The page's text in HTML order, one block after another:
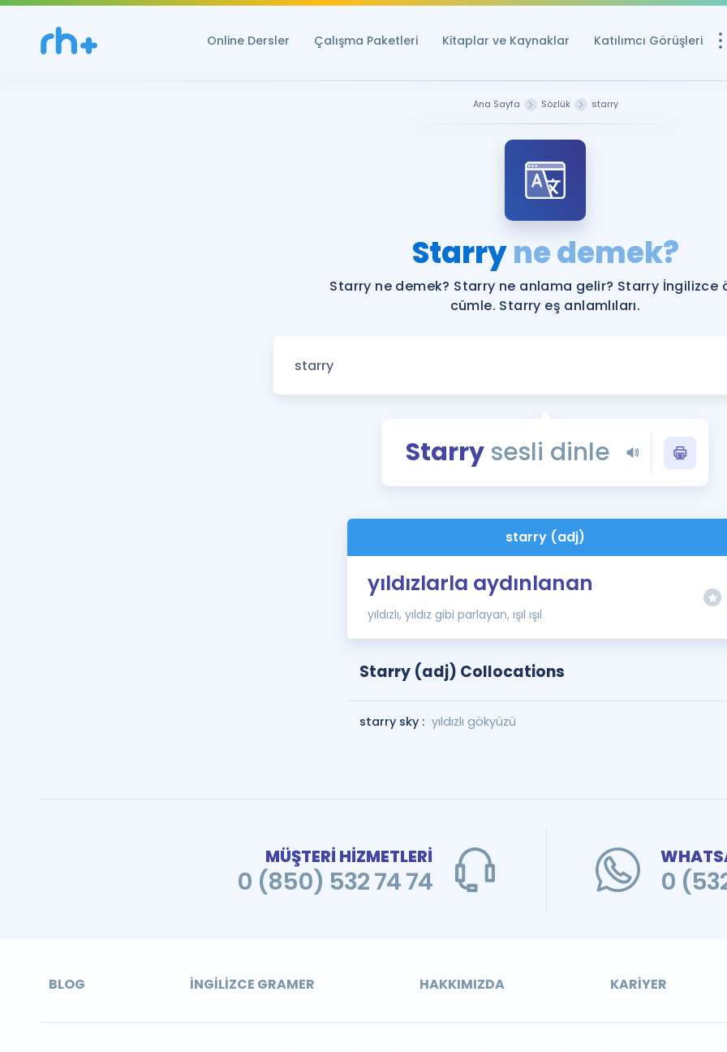
Online Dersler Çalışma Paketleri Kitaplar ve Kaynaklar Katılımcı Görüşleri
YDS ve YÖKDİL
Rehberlik Aracı
YDS ve YÖKDİL'e
Tüm ÖSYM
YDS - YÖKDİL
İngilizce Gramer
Ana Sayfa Sözlük starry
Starryne demek?
Starry ne demek? Starry ne anlama gelir? Starry İngilizce
cümle. Starry eş anlamlıları.
Starry sesli dinle
starry (adj)
yıldızlarla aydınlanan
yıldızlı, yıldız gibi parlayan, ışıl ışıl
Starry (adj) Collocations
starry sky : yıldızlı gökyüzü
MÜŞTERİ HİZMETLERİ
0 (850) 532 74 74 0
BLOG İNGILIZCE GRAMER HAKKIMIZDA KARIYER